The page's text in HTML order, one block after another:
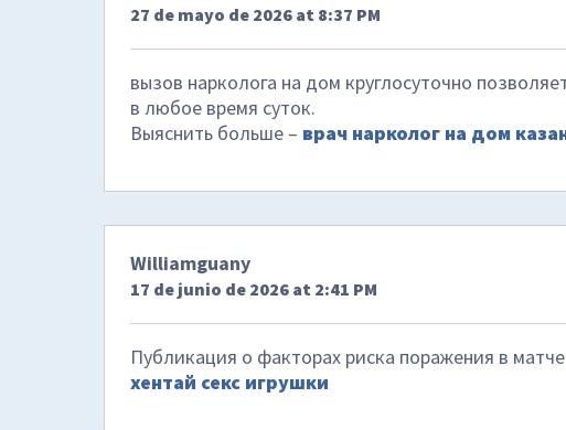
27 de mayo de 2026 at 8:37 PM
вызов нарколога на дом круглосуточно
в любое время суток.
Выяснить больше – врач нарколог на дом
Williamguany
17 de junio de 2026 at 2:41 PM
Публикация о факторах риска поражения в матче
хентай секс игрушки